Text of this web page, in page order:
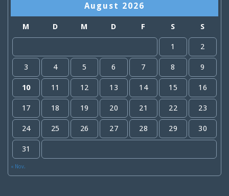
August 2026
M D M D F S S
1 2
3 4 5 6 7 8 9
10 11 12 13 14 15 16
17 18 19 20 21 22 23
24 25 26 27 28 29 30
31
« Nov.